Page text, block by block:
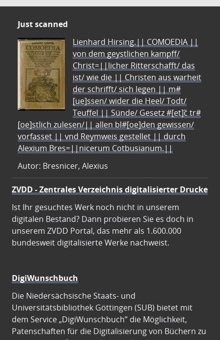
Just scanned
Lienhard Hirsing.|| COMOEDIA ||
von dem geystlichen kampff/
Christ=||licher Ritterschafft/ das
ist/ wie die || Christen aus warheit
der schrifft/ sich legen || m#
[ue]ssen/ wider die Heel/ Todt/
Teuffel || Sünde/ Gesetz #[et]c̃ tr#
[oe]stlich zulesen/|| allen bl#[oe]den gewissen/
vorfasset || vnd Reymweis gestellet || durch
Alexium Bres=||nicerum Cotbusianum.||
Autor: Bresnicer, Alexius
ZVDD - Zentrales Verzeichnis digitalisierter Drucke
Ist Ihr gesuchtes Werk noch nicht in unserem
digitalen Bestand? Dann probieren Sie es doch in
unserem ZVDD Portal, das mehr als 1.600.000
bundesweit digitalisierte Werke nachweist.
DigiWunschbuch
Die Niedersächsische Staats- und
Universitätsbibliothek Göttingen (SUB) bietet mit
dem Service „DigiWunschbuch” die Möglichkeit,
Patenschaften für die Digitalisierung von Büchern zu